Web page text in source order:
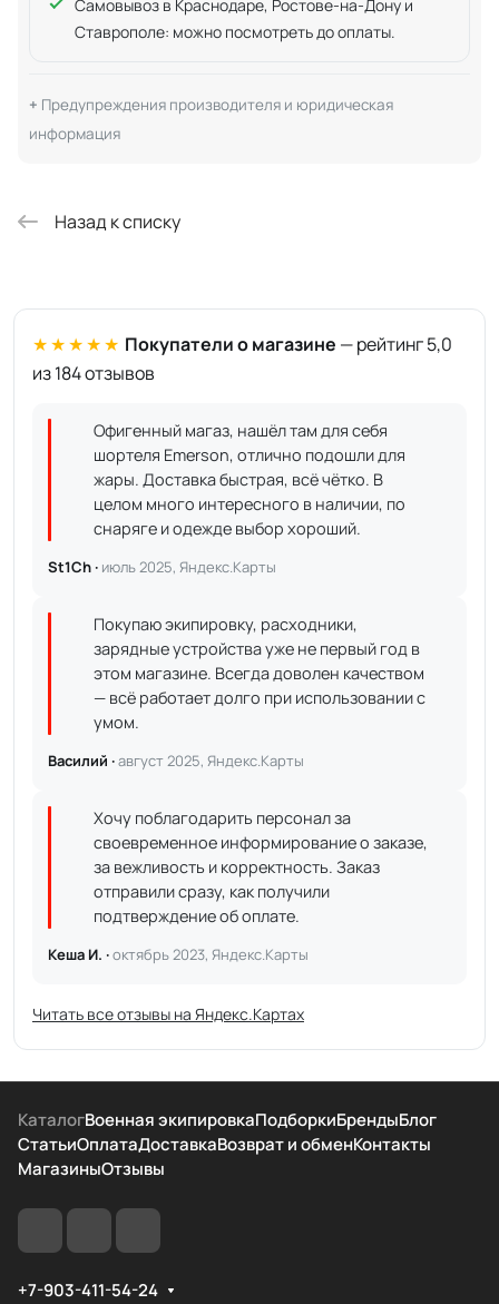
Самовывоз в Краснодаре, Ростове-на-Дону и
Ставрополе: можно посмотреть до оплаты.
Предупреждения производителя и юридическая
информация
Назад к списку
★★★★★ Покупатели о магазине — рейтинг 5,0
из 184 отзывов
Офигенный магаз, нашёл там для себя
шортеля Emerson, отлично подошли для
жары. Доставка быстрая, всё чётко. В
целом много интересного в наличии, по
снаряге и одежде выбор хороший.
St1Ch · июль 2025, Яндекс.Карты
Покупаю экипировку, расходники,
зарядные устройства уже не первый год в
этом магазине. Всегда доволен качеством
— всё работает долго при использовании с
умом.
Василий ·август 2025, Яндекс.Карты
Хочу поблагодарить персонал за
своевременное информирование о заказе,
за вежливость и корректность. Заказ
отправили сразу, как получили
подтверждение об оплате.
Кеша И. ·октябрь 2023, Яндекс.Карты
Читать все отзывы на Яндекс.Картах
КаталогВоенная экипировкаПодборкиБрендыБлог
СтатьиОплатаДоставкаВозврат и обменКонтакты
МагазиныОтзывы
+7-903-411-54-24